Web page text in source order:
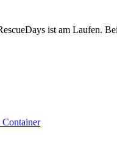
ist am Laufen.